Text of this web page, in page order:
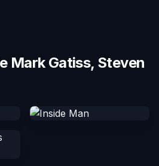
Mark Gatiss, Steven